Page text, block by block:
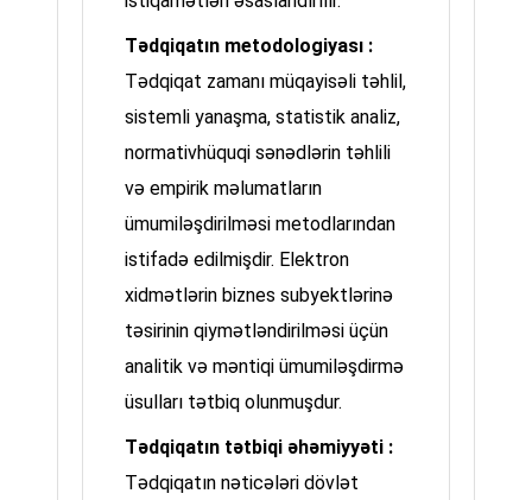
Tədqiqatın metodologiyası :
Tədqiqat zamanı müqayisəli təhlil,
sistemli yanaşma, statistik analiz,
normativhüquqi sənədlərin təhlili
və empirik məlumatların
ümumiləşdirilməsi metodlarından
istifadə edilmişdir. Elektron
xidmətlərin biznes subyektlərinə
təsirinin qiymətləndirilməsi üçün
analitik və məntiqi ümumiləşdirmə
üsulları tətbiq olunmuşdur.
Tədqiqatın tətbiqi əhəmiyyəti :
Tədqiqatın nəticələri dövlət